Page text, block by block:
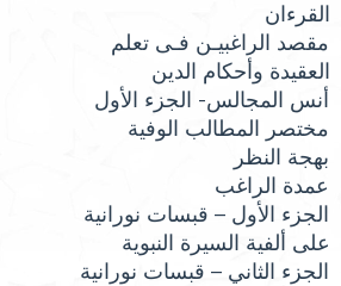
القرءان
مقصد الراغبيـن فـى تعلم
العقيدة وأحكام الدين
أنس المجالس- الجزء الأول
مختصر المطالب الوفية
بهجة النظر
عمدة الراغب
الجزء الأول – قبسات نورانية
على ألفية السيرة النبوية
الجزء الثاني – قبسات نورانية